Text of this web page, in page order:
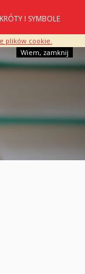
plików cookie.
Wiem, zamknij
I SYMBOLE